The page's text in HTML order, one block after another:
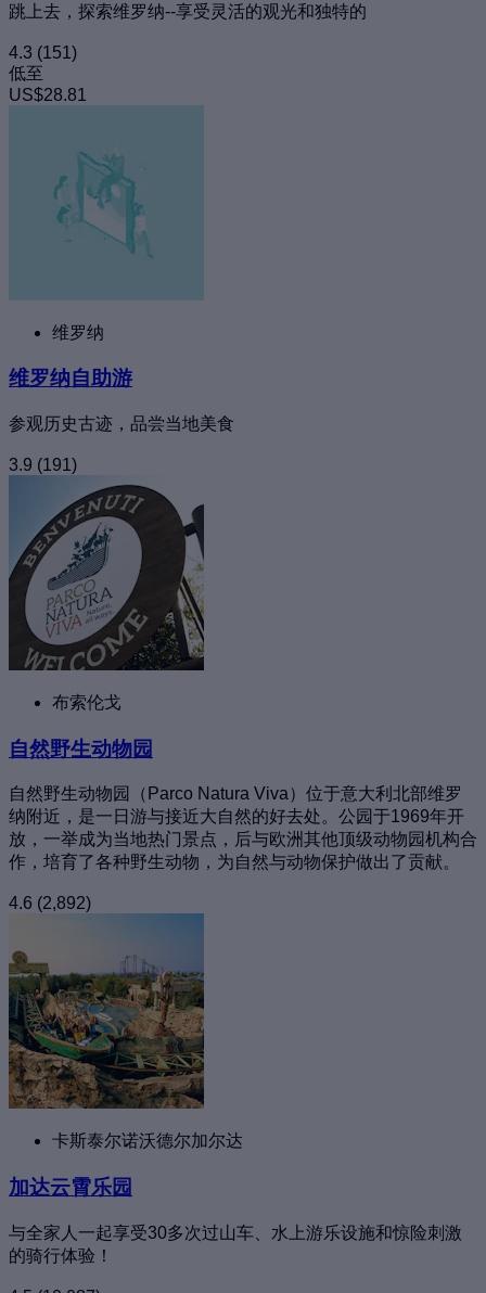
跳上去，探索维罗纳--享受灵活的观光和独特的
4.3 (151)
低至
US$28.81
维罗纳
维罗纳自助游
参观历史古迹，品尝当地美食
3.9 (191)
布索伦戈
自然野生动物园
自然野生动物园（Parco Natura Viva）位于意大利北部维罗
纳附近，是一日游与接近大自然的好去处。公园于1969年开
放，一举成为当地热门景点，后与欧洲其他顶级动物园机构合
作，培育了各种野生动物，为自然与动物保护做出了贡献。
4.6 (2,892)
卡斯泰尔诺沃德尔加尔达
加达云霄乐园
与全家人一起享受30多次过山车、水上游乐设施和惊险刺激
的骑行体验！